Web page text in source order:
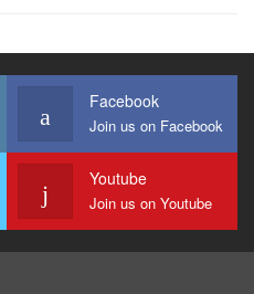
Facebook
Join us on Facebook
Youtube
Join us on Youtube